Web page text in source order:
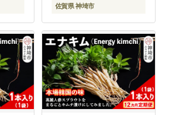
佐賀県 神埼市